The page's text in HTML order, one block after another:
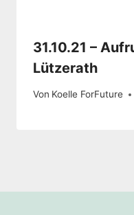
31.10.21 –
Lützerath
Von Koelle ForFuture